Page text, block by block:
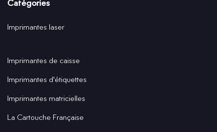
Catégories
Imprimantes laser
Imprimantes de caisse
Imprimantes d'étiquettes
Imprimantes matricielles
La Cartouche Française